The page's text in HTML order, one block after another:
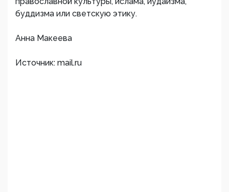
буддизма или светскую этику.
Анна Макеева
Источник: mail.ru